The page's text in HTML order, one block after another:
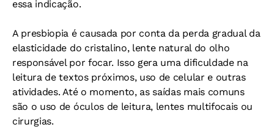
essa indicação.
A presbiopia é causada por conta da perda gradual da
elasticidade do cristalino, lente natural do olho
responsável por focar. Isso gera uma dificuldade na
leitura de textos próximos, uso de celular e outras
atividades. Até o momento, as saídas mais comuns
são o uso de óculos de leitura, lentes multifocais ou
cirurgias.